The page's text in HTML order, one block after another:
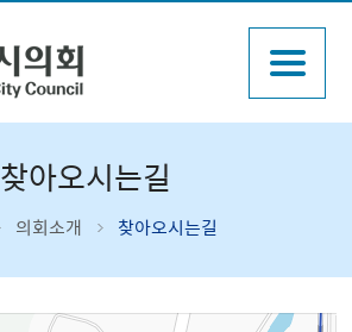
찾아오시는길
의회소개 찾아오시는길